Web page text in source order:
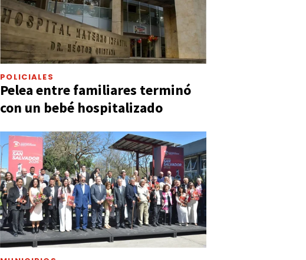
POLICIALES
Pelea entre familiares terminó
con un bebé hospitalizado